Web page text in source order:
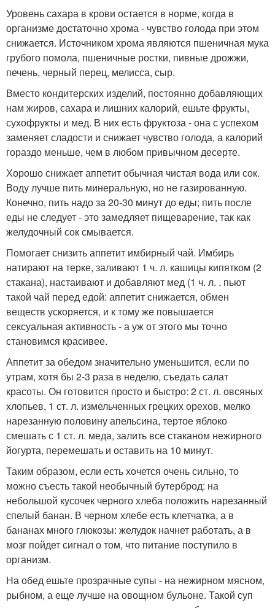
Уровень сахара в крови остается в норме, когда в
организме достаточно хрома - чувство голода при этом
снижается. Источником хрома являются пшеничная мука
грубого помола, пшеничные ростки, пивные дрожжи,
печень, черный перец, мелисса, сыр.
Вместо кондитерских изделий, постоянно добавляющих
нам жиров, сахара и лишних калорий, ешьте фрукты,
сухофрукты и мед. В них есть фруктоза - она с успехом
заменяет сладости и снижает чувство голода, а калорий
гораздо меньше, чем в любом привычном десерте.
Хорошо снижает аппетит обычная чистая вода или сок.
Воду лучше пить минеральную, но не газированную.
Конечно, пить надо за 20-30 минут до еды; пить после
еды не следует - это замедляет пищеварение, так как
желудочный сок смывается.
Помогает снизить аппетит имбирный чай. Имбирь
натирают на терке, заливают 1 ч. л. кашицы кипятком (2
стакана), настаивают и добавляют мед (1 ч. л. . пьют
такой чай перед едой: аппетит снижается, обмен
веществ ускоряется, и к тому же повышается
сексуальная активность - а уж от этого мы точно
становимся красивее.
Аппетит за обедом значительно уменьшится, если по
утрам, хотя бы 2-3 раза в неделю, съедать салат
красоты. Он готовится просто и быстро: 2 ст. л. овсяных
хлопьев, 1 ст. л. измельченных грецких орехов, мелко
нарезанную половину апельсина, тертое яблоко
смешать с 1 ст. л. меда, залить все стаканом нежирного
йогурта, перемешать и оставить на 10 минут.
Таким образом, если есть хочется очень сильно, то
можно съесть такой необычный бутерброд: на
небольшой кусочек черного хлеба положить нарезанный
спелый банан. В черном хлебе есть клетчатка, а в
бананах много глюкозы: желудок начнет работать, а в
мозг пойдет сигнал о том, что питание поступило в
организм.
На обед ешьте прозрачные супы - на нежирном мясном,
рыбном, а еще лучше на овощном бульоне. Такой суп